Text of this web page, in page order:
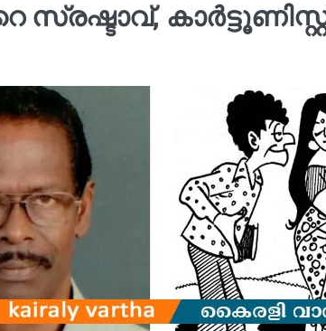
സ്രഷ്ടാവ്,